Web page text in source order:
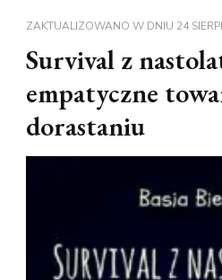
ZAKTUALIZOWANO W DNIU 24
Survival z
empatyczne
dorastaniu